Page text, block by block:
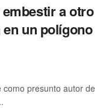
a otro
un polígono
como presunto autor de